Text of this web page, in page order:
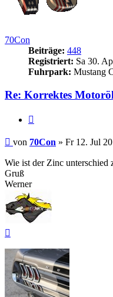
70Con
Beiträge: 448
Registriert: Sa 30.
Fuhrpark: Mustang
Re: Korrektes
Beitrag
von 70Con » Fr 12. Jul
Wie ist der Zinc unterschied
Gruß
Werner